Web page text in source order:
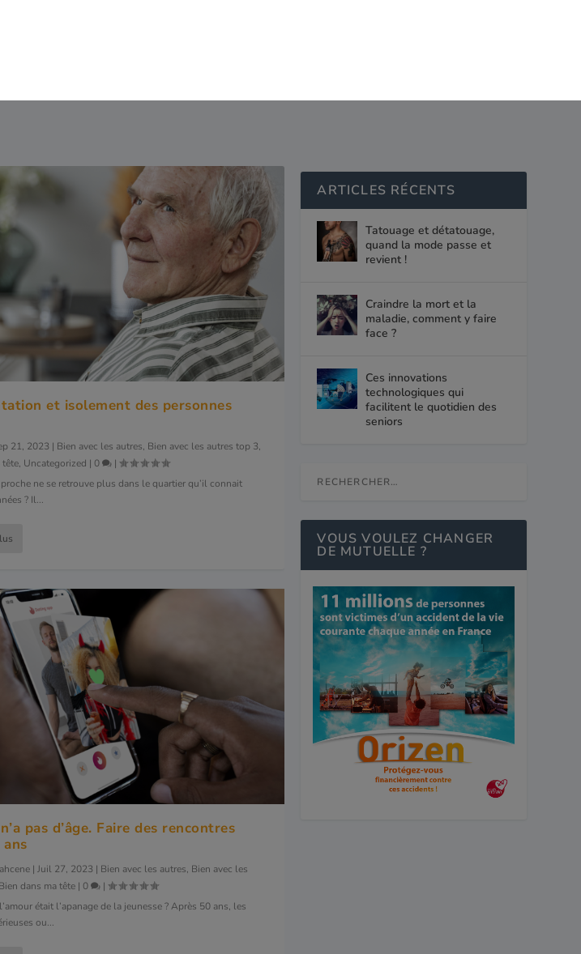
et isolement des personnes
21, 2023 | Bien avec les autres, Bien avec les autres top 3,
tête, Uncategorized | 0
|
proche ne se retrouve plus dans le quartier qu’il connait
? Il...
pas d’âge. Faire des rencontres
| Juil 27, 2023 | Bien avec les autres, Bien avec les
Bien dans ma tête| 0
|
était l’apanage de la jeunesse ? Après 50 ans, les
ou...
ARTICLES RÉCENTS
Tatouage et détatouage,
quand la mode passe et
revient !
Craindre la mort et la
maladie, comment y faire
face ?
Ces innovations
technologiques qui
facilitent le quotidien des
seniors
VOUS VOULEZ CHANGER
DE MUTUELLE ?